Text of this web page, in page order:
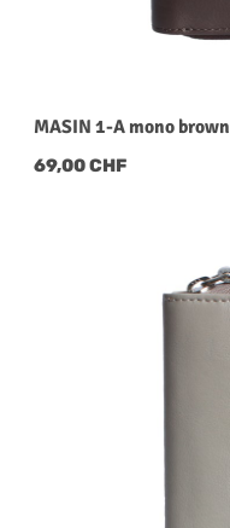
MASIN 1-A mono brown
Regulärer Preis:
69,00 CHF